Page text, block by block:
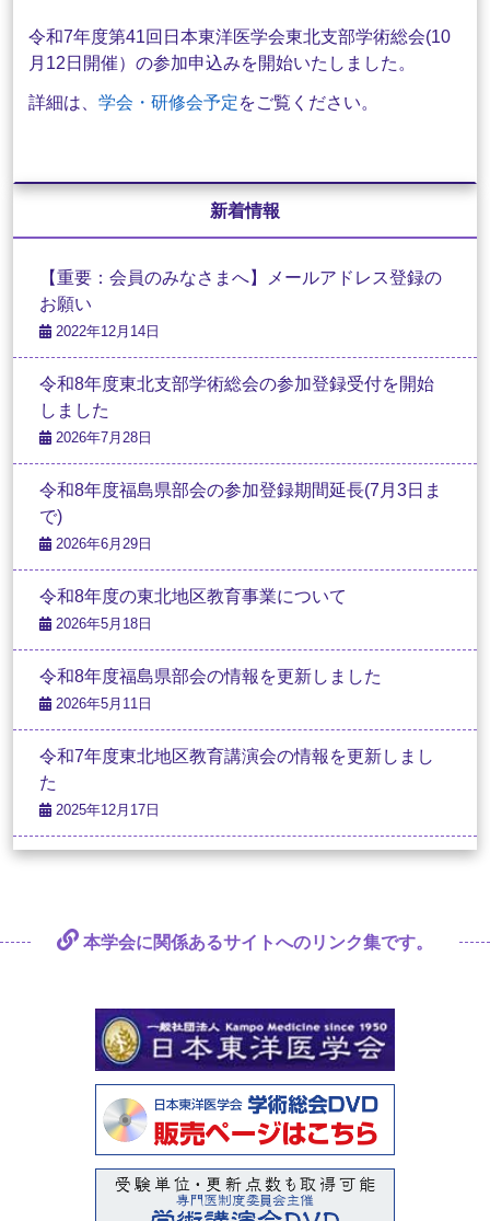
令和7年度第41回日本東洋医学会東北支部学術総会(10
月12日開催）の参加申込みを開始いたしました。
詳細は、 学会・研修会予定をご覧ください。
新着情報
【重要：会員のみなさまへ】メールアドレス登録の
お願い
2022年12月14日
令和8年度東北支部学術総会の参加登録受付を開始
しました
2026年7月28日
令和8年度福島県部会の参加登録期間延長(7月3日ま
で)
2026年6月29日
令和8年度の東北地区教育事業について
2026年5月18日
令和8年度福島県部会の情報を更新しました
2026年5月11日
令和7年度東北地区教育講演会の情報を更新しまし
た
2025年12月17日
本学会に関係あるサイトへのリンク集です。